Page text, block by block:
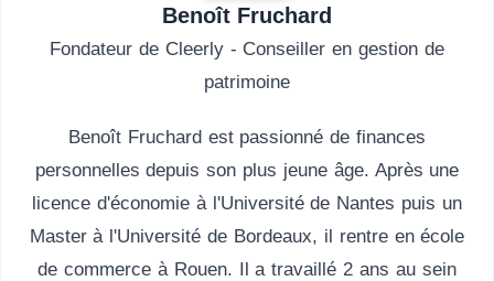
Benoît Fruchard
Fondateur de Cleerly - Conseiller en gestion de
patrimoine
Benoît Fruchard est passionné de finances
personnelles depuis son plus jeune âge. Après une
licence d'économie à l'Université de Nantes puis un
Master à l'Université de Bordeaux, il rentre en école
de commerce à Rouen. Il a travaillé 2 ans au sein